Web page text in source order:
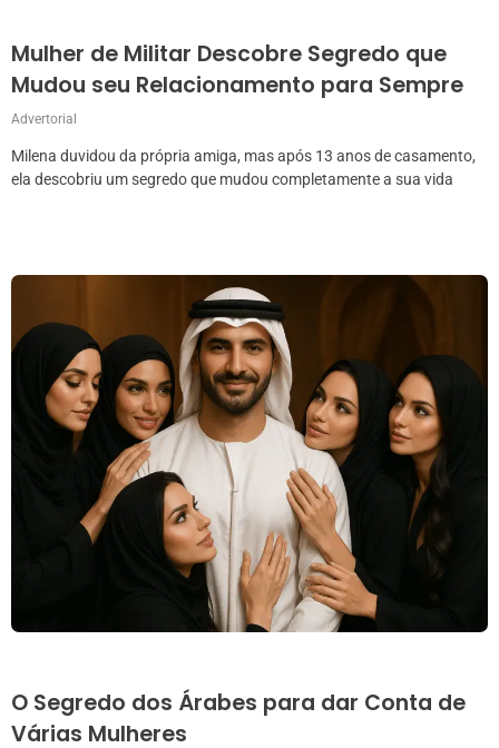
Mulher de Militar Descobre Segredo que
Mudou seu Relacionamento para Sempre
Advertorial
Milena duvidou da própria amiga, mas após 13 anos de casamento,
ela descobriu um segredo que mudou completamente a sua vida
O Segredo dos Árabes para dar Conta de
Várias Mulheres